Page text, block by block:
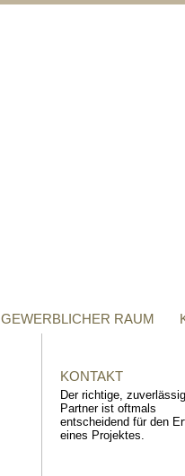
GEWERBLICHER RAUM
KONTAKT
Der richtige,
Partner ist oftmals
entscheidend für den
eines Projektes.